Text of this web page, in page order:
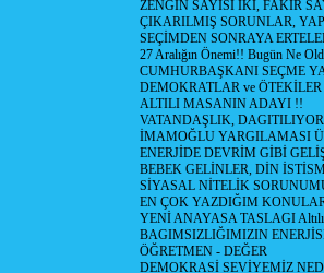
ZENGİN SAYISI İKİ, FAKİR
ÇIKARILMIŞ SORUNLAR,
SEÇİMDEN SONRAYA
27 Aralığın Önemi!! Bugün Ne
CUMHURBAŞKANI SEÇME
DEMOKRATLAR ve ÖTEKİLER
ALTILI MASANIN ADAYI !!
VATANDAŞLIK,
İMAMOĞLU YARGILAMASI
ENERJİDE DEVRİM GİBİ
BEBEK GELİNLER, DİN
SİYASAL NİTELİK
EN ÇOK YAZDIĞIM
YENİ ANAYASA TASLAGI Altılı
BAGIMSIZLIĞIMIZIN
ÖĞRETMEN - DEĞER
DEMOKRASİ SEVİYEMİZ